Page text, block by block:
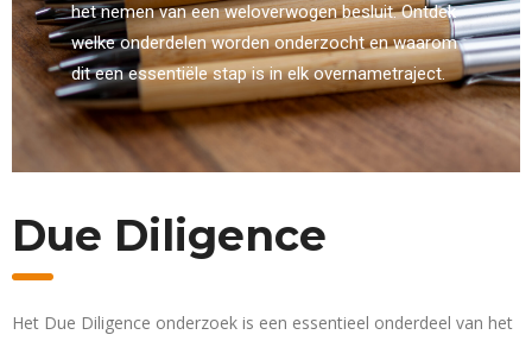
het nemen van een weloverwogen besluit. Ontdek
welke onderdelen worden onderzocht en waarom
dit een essentiële stap is in elk overnametraject.
Due Diligence
Het Due Diligence onderzoek is een essentieel onderdeel van het